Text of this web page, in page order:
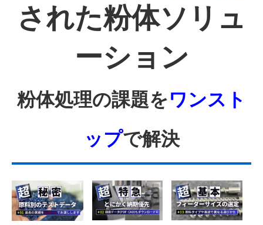
された粉体ソリュ
ーション
粉体処理の課題をワンスト
ップで解決